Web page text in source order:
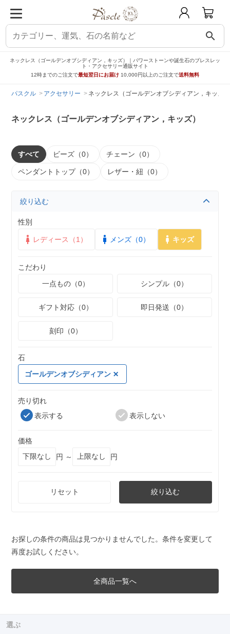
search
ネックレス（ゴールデンオブシディアン，キッズ）｜パワーストーンや誕生石のブレスレッ
ト・アクセサリー通販サイト
12時までのご注文で最短翌日にお届け 10,000円以上のご注文で送料無料
パスクル アクセサリー ネックレス（ゴールデンオブシディアン，キッズ）
ネックレス（ゴールデンオブシディアン，キッズ）
すべて ビーズ（0） チェーン（0）
ペンダントトップ（0） レザー・紐（0）
絞り込む
性別
レディース（1） メンズ（0） キッズ
こだわり
一点もの（0）
シンプル（0）
ギフト対応（0） 即日発送（0）
刻印（0）
石
ゴールデンオブシディアン
売り切れ
表示する
表示しない
価格
円 ～
円
リセット 絞り込む
お探しの条件の商品は見つかりませんでした。条件を変更して
再度お試しください。
全商品一覧へ
選ぶ